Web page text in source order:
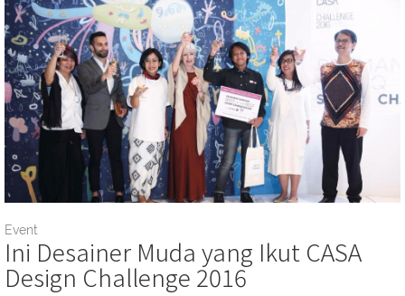
Event
Ini Desainer Muda yang Ikut CASA
Design Challenge 2016